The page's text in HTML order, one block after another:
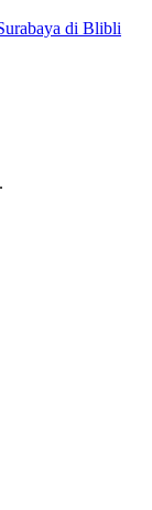
di Blibli